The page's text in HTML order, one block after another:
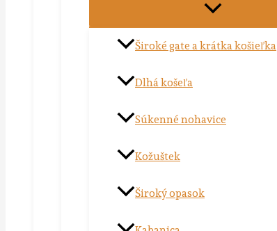
Široké gate a krátka košieľka
Dlhá košeľa
Súkenné nohavice
Kožuštek
Široký opasok